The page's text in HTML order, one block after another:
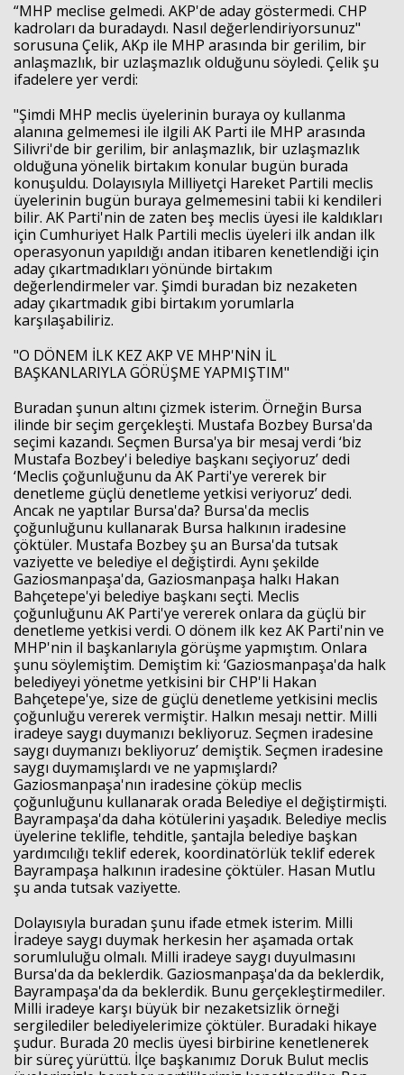
“MHP meclise gelmedi. AKP'de aday göstermedi. CHP
kadroları da buradaydı. Nasıl değerlendiriyorsunuz"
sorusuna Çelik, AKp ile MHP arasında bir gerilim, bir
anlaşmazlık, bir uzlaşmazlık olduğunu söyledi. Çelik şu
ifadelere yer verdi:
"Şimdi MHP meclis üyelerinin buraya oy kullanma
alanına gelmemesi ile ilgili AK Parti ile MHP arasında
Silivri'de bir gerilim, bir anlaşmazlık, bir uzlaşmazlık
olduğuna yönelik birtakım konular bugün burada
konuşuldu. Dolayısıyla Milliyetçi Hareket Partili meclis
üyelerinin bugün buraya gelmemesini tabii ki kendileri
bilir. AK Parti'nin de zaten beş meclis üyesi ile kaldıkları
için Cumhuriyet Halk Partili meclis üyeleri ilk andan ilk
operasyonun yapıldığı andan itibaren kenetlendiği için
aday çıkartmadıkları yönünde birtakım
değerlendirmeler var. Şimdi buradan biz nezaketen
aday çıkartmadık gibi birtakım yorumlarla
karşılaşabiliriz.
"O DÖNEM İLK KEZ AKP VE MHP'NİN İL
BAŞKANLARIYLA GÖRÜŞME YAPMIŞTIM"
Buradan şunun altını çizmek isterim. Örneğin Bursa
ilinde bir seçim gerçekleşti. Mustafa Bozbey Bursa'da
seçimi kazandı. Seçmen Bursa'ya bir mesaj verdi ‘biz
Mustafa Bozbey'i belediye başkanı seçiyoruz’ dedi
‘Meclis çoğunluğunu da AK Parti'ye vererek bir
denetleme güçlü denetleme yetkisi veriyoruz’ dedi.
Ancak ne yaptılar Bursa'da? Bursa'da meclis
çoğunluğunu kullanarak Bursa halkının iradesine
çöktüler. Mustafa Bozbey şu an Bursa'da tutsak
vaziyette ve belediye el değiştirdi. Aynı şekilde
Gaziosmanpaşa'da, Gaziosmanpaşa halkı Hakan
Bahçetepe'yi belediye başkanı seçti. Meclis
çoğunluğunu AK Parti'ye vererek onlara da güçlü bir
denetleme yetkisi verdi. O dönem ilk kez AK Parti'nin ve
MHP'nin il başkanlarıyla görüşme yapmıştım. Onlara
şunu söylemiştim. Demiştim ki: ‘Gaziosmanpaşa'da halk
belediyeyi yönetme yetkisini bir CHP'li Hakan
Bahçetepe'ye, size de güçlü denetleme yetkisini meclis
çoğunluğu vererek vermiştir. Halkın mesajı nettir. Milli
iradeye saygı duymanızı bekliyoruz. Seçmen iradesine
saygı duymanızı bekliyoruz’ demiştik. Seçmen iradesine
saygı duymamışlardı ve ne yapmışlardı?
Gaziosmanpaşa'nın iradesine çöküp meclis
çoğunluğunu kullanarak orada Belediye el değiştirmişti.
Bayrampaşa'da daha kötülerini yaşadık. Belediye meclis
üyelerine teklifle, tehditle, şantajla belediye başkan
yardımcılığı teklif ederek, koordinatörlük teklif ederek
Bayrampaşa halkının iradesine çöktüler. Hasan Mutlu
şu anda tutsak vaziyette.
Dolayısıyla buradan şunu ifade etmek isterim. Milli
İradeye saygı duymak herkesin her aşamada ortak
sorumluluğu olmalı. Milli iradeye saygı duyulmasını
Bursa'da da beklerdik. Gaziosmanpaşa'da da beklerdik,
Bayrampaşa'da da beklerdik. Bunu gerçekleştirmediler.
Milli iradeye karşı büyük bir nezaketsizlik örneği
sergilediler belediyelerimize çöktüler. Buradaki hikaye
şudur. Burada 20 meclis üyesi birbirine kenetlenerek
bir süreç yürüttü. İlçe başkanımız Doruk Bulut meclis